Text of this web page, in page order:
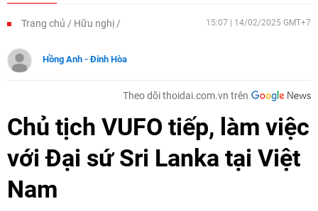
Trang chủ Hữu nghị 15:07 | 14/02/2025 GMT+7
Hồng Anh - Đinh Hòa
Theo dõi thoidai.com.vn trên
Chủ tịch VUFO tiếp, làm việc
với Đại sứ Sri Lanka tại Việt
Nam